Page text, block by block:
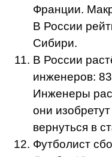
Франции.
В России
Сибири.
В России
инженеров:
Инженеры
они
вернуться в
Футболист